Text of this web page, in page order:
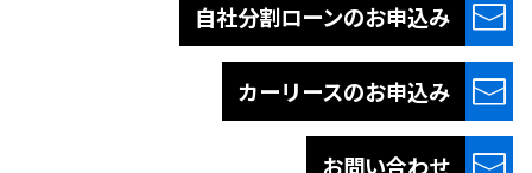
自社分割ローンのお申込み
カーリースのお申込み
お問い合わせ